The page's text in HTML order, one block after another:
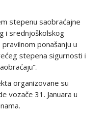
stepenu saobraćajne
i srednjoškolskog
ponašanju u
stepena sigurnosti i
organizovane su
vozače 31. Januara u